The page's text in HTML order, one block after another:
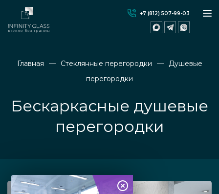
+7 (812) 507-99-03
Главная Стеклянные перегородки
Душевые
перегородки
Бескаркасные душевые
перегородки